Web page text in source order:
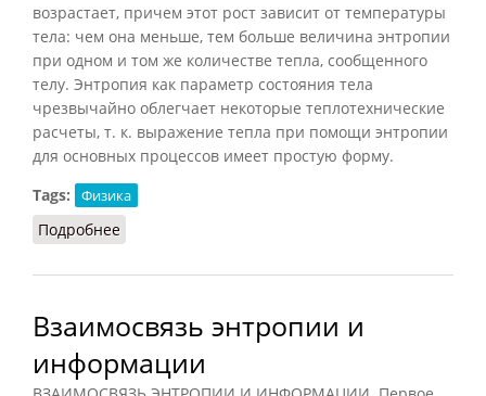
возрастает, причем этот рост зависит от температуры
тела: чем она меньше, тем больше величина энтропии
при одном и том же количестве тепла, сообщенного
телу. Энтропия как параметр состояния тела
чрезвычайно облегчает некоторые теплотехнические
расчеты, т. к. выражение тепла при помощи энтропии
для основных процессов имеет простую форму.
Tags:
Физика
Подробнее
Взаимосвязь энтропии и
информации